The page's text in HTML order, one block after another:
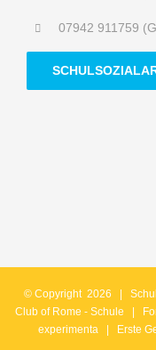
07942 911759
© Copyright 2026 |
Club of Rome - Schule |
experimenta| Erste